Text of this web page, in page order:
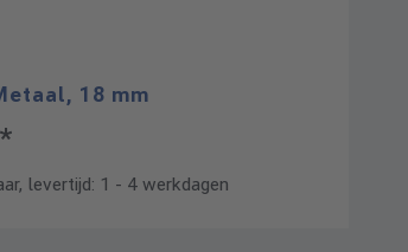
18 mm
levertijd: 1 - 4 werkdagen